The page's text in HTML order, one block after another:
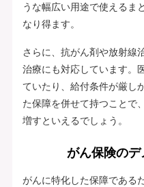
うな幅広い用途で使えるま
なり得ます。
さらに、抗がん剤や放射線
治療にも対応しています。
ていたり、給付条件が厳し
た保障を併せて持つことで
増すといえるでしょう。
がん保険の
がんに特化した保障である